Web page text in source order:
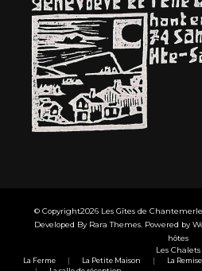
© Copyright2026 Les Gîtes de Chantemerle
Developed By Rara Themes . Powered by
hôtes
Les Chalets
La Ferme La Petite Maison La Remise